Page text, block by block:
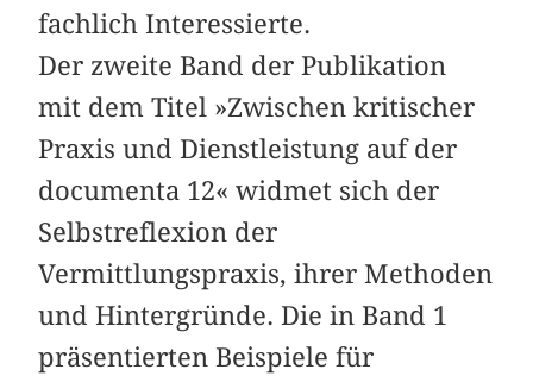
fachlich Interessierte.
Der zweite Band der Publikation
mit dem Titel »Zwischen kritischer
Praxis und Dienstleistung auf der
documenta 12« widmet sich der
Selbstreflexion der
Vermittlungspraxis, ihrer Methoden
und Hintergründe. Die in Band 1
präsentierten Beispiele für